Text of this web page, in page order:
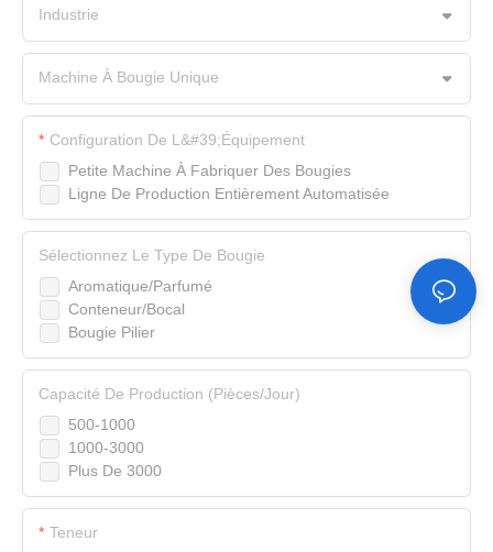
Industrie
Machine À Bougie Unique
Petite Machine À Fabriquer Des Bougies
Ligne De Production Entièrement Automatisée
Configuration De L&#39;équipement
Aromatique/Parfumé
Conteneur/Bocal
Bougie Pilier
Sélectionnez Le Type De Bougie
500-1000
1000-3000
Plus De 3000
Capacité De Production (pièces/jour)
Teneur